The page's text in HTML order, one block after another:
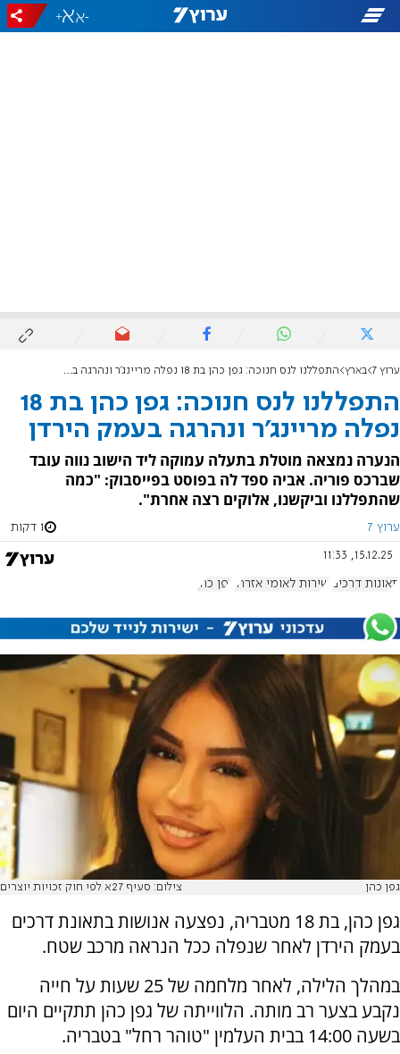
-
+
ערוץ 7 בארץ התפללנו לנס חנוכה: גפן כהן בת 18 נפלה מריינג'ר ונהרגה בעמק הירדן
התפללנו לנס חנוכה: גפן כהן בת 18
נפלה מריינג'ר ונהרגה בעמק הירדן
הנערה נמצאה מוטלת בתעלה עמוקה ליד הישוב נווה עובד
שברכס פוריה. אביה ספד לה בפוסט בפייסבוק: "כמה
שהתפללנו וביקשנו, אלוקים רצה אחרת".
ערוץ 7 1 דקות
15.12.25, 11:33
תאונות דרכים שירות לאומי אזרחי גפן כהן
גפן כהן צילום: סעיף 27א לפי חוק זכויות יוצרים
גפן כהן, בת 18 מטבריה, נפצעה אנושות בתאונת דרכים
בעמק הירדן לאחר שנפלה ככל הנראה מרכב שטח.
במהלך הלילה, לאחר מלחמה של 25 שעות על חייה
נקבע בצער רב מותה. הלווייתה של גפן כהן תתקיים היום
בשעה 14:00 בבית העלמין "טוהר רחל" בטבריה.